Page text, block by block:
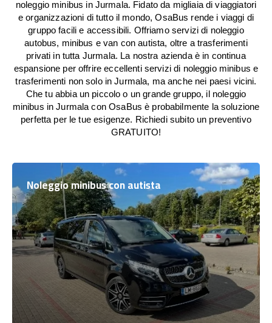
noleggio minibus in Jurmala. Fidato da migliaia di viaggiatori
e organizzazioni di tutto il mondo, OsaBus rende i viaggi di
gruppo facili e accessibili. Offriamo servizi di noleggio
autobus, minibus e van con autista, oltre a trasferimenti
privati in tutta Jurmala. La nostra azienda è in continua
espansione per offrire eccellenti servizi di noleggio minibus e
trasferimenti non solo in Jurmala, ma anche nei paesi vicini.
Che tu abbia un piccolo o un grande gruppo, il noleggio
minibus in Jurmala con OsaBus è probabilmente la soluzione
perfetta per le tue esigenze. Richiedi subito un preventivo
GRATUITO!
Noleggio minibus con autista